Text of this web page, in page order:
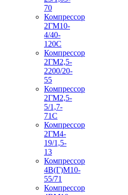
70
Компрессор
2ГМ10-
4/40-
120С
Компрессор
2ГМ2,5-
2200/20-
55
Компрессор
2ГМ2,5-
5/1,7-
71С
Компрессор
2ГМ4-
19/1,5-
13
Компрессор
4В(Г)М10-
55/71
Компрессор